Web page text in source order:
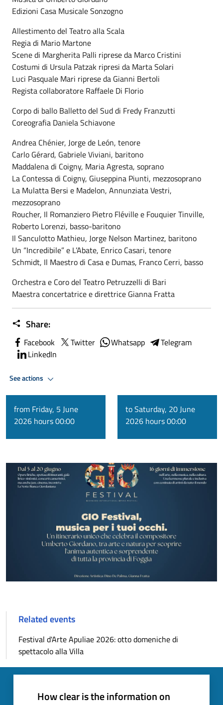
Edizioni Casa Musicale Sonzogno
Allestimento del Teatro alla Scala
Regia di Mario Martone
Scene di Margherita Palli riprese da Marco Cristini
Costumi di Ursula Patzak ripresi da Marta Solari
Luci Pasquale Mari riprese da Gianni Bertoli
Regista collaboratore Raffaele Di Florio
Corpo di ballo Balletto del Sud di Fredy Franzutti
Coreografia Daniela Schiavone
Andrea Chénier, Jorge de León, tenore
Carlo Gérard, Gabriele Viviani, baritono
Maddalena di Coigny, Maria Agresta, soprano
La Contessa di Coigny, Giuseppina Piunti, mezzosoprano
La Mulatta Bersi e Madelon, Annunziata Vestri,
mezzosoprano
Roucher, Il Romanziero Pietro Fléville e Fouquier Tinville,
Roberto Lorenzi, basso-baritono
Il Sanculotto Mathieu, Jorge Nelson Martinez, baritono
Un “Incredibile” e L’Abate, Enrico Casari, tenore
Schmidt, Il Maestro di Casa e Dumas, Franco Cerri, basso
Orchestra e Coro del Teatro Petruzzelli di Bari
Maestra concertatrice e direttrice Gianna Fratta
Share:
Facebook Twitter Whatsapp
Telegram
LinkedIn
See actions
from Friday, 5 June
2026 hours 00:00
to Saturday, 20 June
2026 hours 00:00
Related events
Festival d'Arte Apuliae 2026: otto domeniche di
spettacolo alla Villa
How clear is the information on